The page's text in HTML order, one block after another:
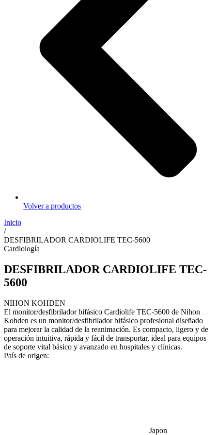
Volver a productos
Inicio
/
DESFIBRILADOR CARDIOLIFE TEC-5600
Cardiología
DESFIBRILADOR CARDIOLIFE TEC-
5600
NIHON KOHDEN
El monitor/desfibrilador bifásico Cardiolife TEC-5600 de Nihon
Kohden es un monitor/desfibrilador bifásico profesional diseñado
para mejorar la calidad de la reanimación. Es compacto, ligero y de
operación intuitiva, rápida y fácil de transportar, ideal para equipos
de soporte vital básico y avanzado en hospitales y clínicas.
País de origen:
Japon